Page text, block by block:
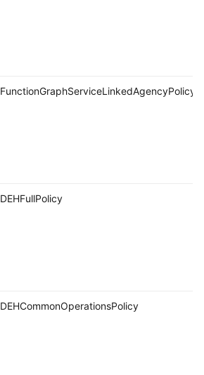
FunctionGraphServiceLinkedAgencyPolicy
DEHFullPolicy
DEHCommonOperationsPolicy